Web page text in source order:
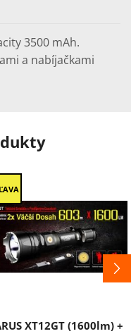
3500 mAh.
a nabíjačkami
XT12GT (1600lm) +